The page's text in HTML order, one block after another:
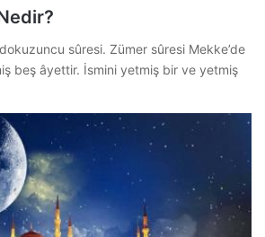
sûresi. Zümer sûresi Mekke’de
beş âyettir. İsmini yetmiş bir ve yetmiş